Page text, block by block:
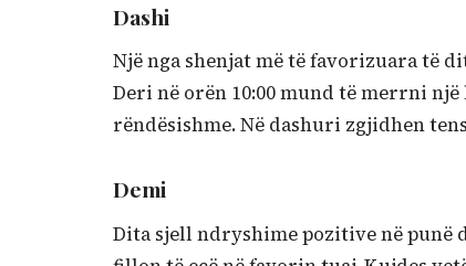
Dashi
Një nga shenjat më të favorizuara të
Deri në orën 10:00 mund të merrni
rëndësishme. Në dashuri zgjidhen
Demi
Dita sjell ndryshime pozitive në punë